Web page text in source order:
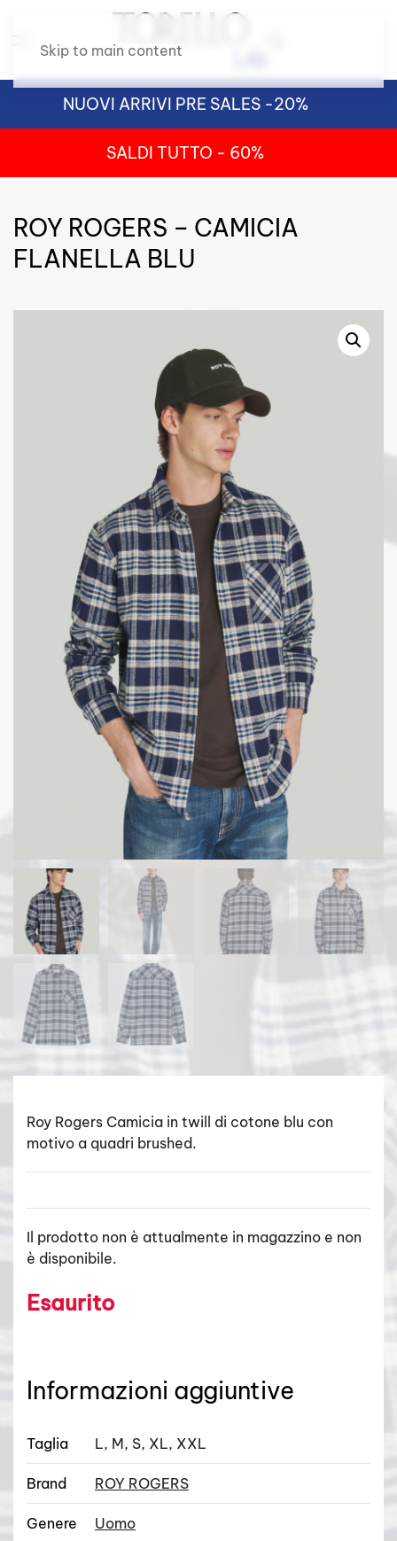
Skip to main content
NUOVI ARRIVI PRE SALES -20%
SALDI TUTTO - 60%
ROY ROGERS – CAMICIA
FLANELLA BLU
Roy Rogers Camicia in twill di cotone blu con
motivo a quadri brushed.
Il prodotto non è attualmente in magazzino e non
è disponibile.
Esaurito
Informazioni aggiuntive
Taglia L, M, S, XL, XXL
Brand ROY ROGERS
Genere Uomo